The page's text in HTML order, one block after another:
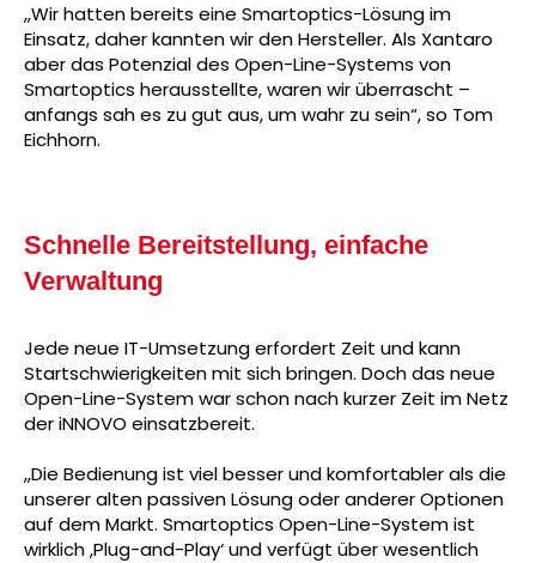
„Wir hatten bereits eine Smartoptics-Lösung im
Einsatz, daher kannten wir den Hersteller. Als Xantaro
aber das Potenzial des Open-Line-Systems von
Smartoptics herausstellte, waren wir überrascht –
anfangs sah es zu gut aus, um wahr zu sein“, so Tom
Eichhorn.
Schnelle Bereitstellung, einfache
Verwaltung
Jede neue IT-Umsetzung erfordert Zeit und kann
Startschwierigkeiten mit sich bringen. Doch das neue
Open-Line-System war schon nach kurzer Zeit im Netz
der iNNOVO einsatzbereit.
„Die Bedienung ist viel besser und komfortabler als die
unserer alten passiven Lösung oder anderer Optionen
auf dem Markt. Smartoptics Open-Line-System ist
wirklich ‚Plug-and-Play‘ und verfügt über wesentlich